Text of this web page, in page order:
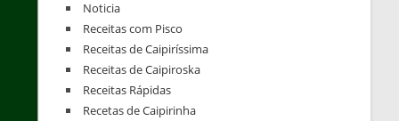
Noticia
Receitas com Pisco
Receitas de Caipiríssima
Receitas de Caipiroska
Receitas Rápidas
Recetas de Caipirinha